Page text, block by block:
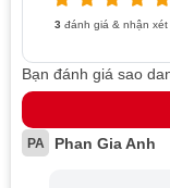
Chọn số
Ưu tiên
điện
Nên chọn
3 đánh giá & nhận xét
Bạn đánh giá sao
PA Phan Gia Anh